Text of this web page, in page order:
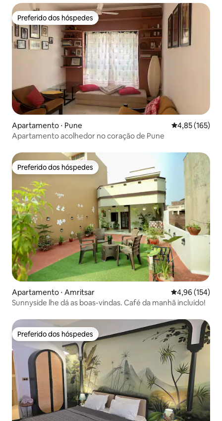
Preferido dos hóspedes
Preferido dos hóspedes
Apartamento ⋅ Pune 4,85 de uma
4,85 (165)
Apartamento acolhedor no coração de Pune
Preferido dos hóspedes
Preferido dos hóspedes
Apartamento ⋅ Amritsar 4,96 de uma
4,96 (154)
Sunnyside lhe dá as boas-vindas. Café da manhã incluído!
Preferido dos hóspedes
Preferido dos hóspedes